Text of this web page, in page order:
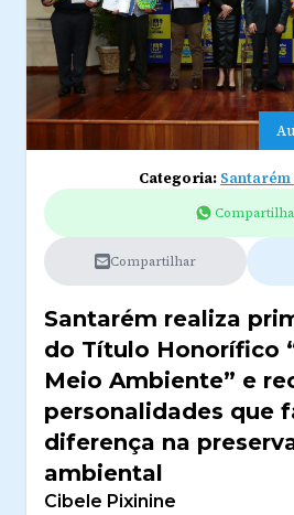
Categoria: Santarém
Compartilhar
Santarém realiza
do Título Honorífico
Meio Ambiente” e
personalidades que
diferença na
ambiental
Cibele Pixinine